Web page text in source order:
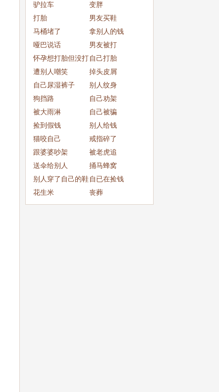
驴拉车
变胖
打胎
男友买鞋
马桶堵了
拿别人的钱
哑巴说话
男友被打
怀孕想打胎但没打
成
自己打胎
遭别人嘲笑
掉头皮屑
自己尿湿裤子
别人纹身
狗挡路
自己劝架
被大雨淋
自己被骗
捡到假钱
别人给钱
猫咬自己
戒指碎了
跟婆婆吵架
被老虎追
送伞给别人
捅马蜂窝
别人穿了自己的鞋
子
自已在捡钱
花生米
丧葬